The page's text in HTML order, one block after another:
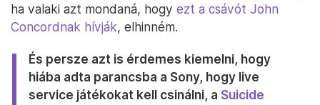
ha valaki azt mondaná, hogy ezt a csávót John
Concordnak hívják, elhinném.
És persze azt is érdemes kiemelni, hogy
hiába adta parancsba a Sony, hogy live
service játékokat kell csinálni, a Suicide